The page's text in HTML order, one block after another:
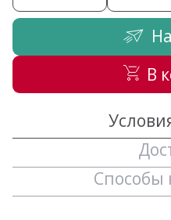
В
Способы